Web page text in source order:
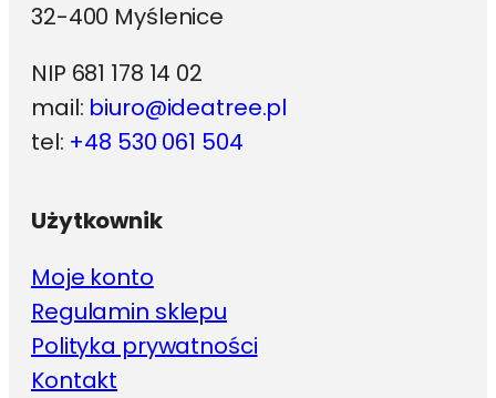
32-400 Myślenice
NIP 681 178 14 02
mail: biuro@ideatree.pl
tel: +48 530 061 504
Użytkownik
Moje konto
Regulamin sklepu
Polityka prywatności
Kontakt